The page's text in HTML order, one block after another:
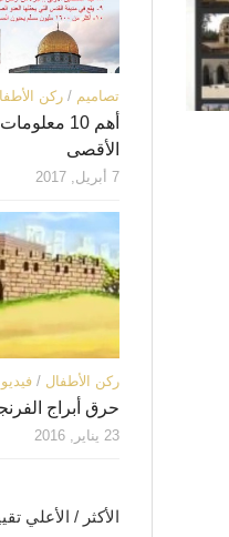
تصاميم / ركن
أهم 10
الأقصى
7 أبريل, 2017
ركن الأطفال / فيديو
حرق أبراج
23 يناير, 2016
الأكثر / الأعلي